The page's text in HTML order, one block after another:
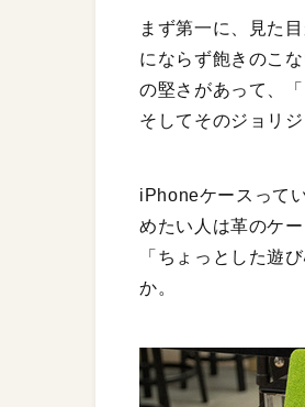
まず第一に、見た
にならず飽きのこ
の堅さがあって、
そしてそのジョリ
iPhoneケースって
めたい人は革のケ
「ちょっとした遊
か。